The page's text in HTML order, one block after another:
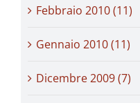
Febbraio 2010 (11)
Gennaio 2010 (11)
Dicembre 2009 (7)